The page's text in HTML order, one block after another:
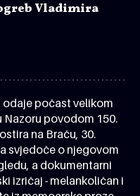
Vladimira
počast velikom
Nazoru povodom 150.
na Braču, 30.
svjedoče o njegovom
a dokumentarni
izričaj - melankoličan i